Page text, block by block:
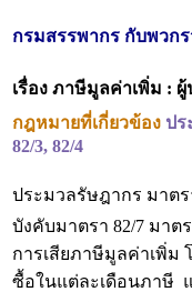
กรมสรรพากร กับพวก
เรื่อง ภาษีมูลค่าเพิ่ม :
กฎหมายที่เกี่ยวข้อง ปร
82/3, 82/4
ประมวลรัษฎากร มาตร
บังคับมาตรา 82/7 มาต
การเสียภาษีมูลค่าเพิ่
ซื้อในแต่ละเดือนภาษี 